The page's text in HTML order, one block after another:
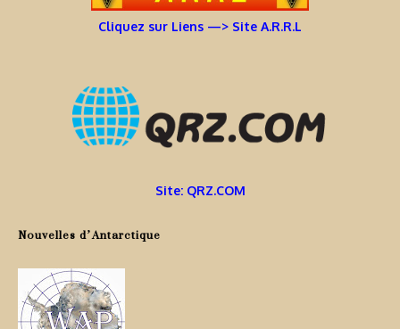
Cliquez sur Liens —> Site A.R.R.L
Site: QRZ.COM
Nouvelles d’Antarctique